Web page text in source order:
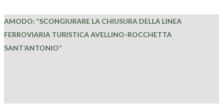
AMODO: “SCONGIURARE LA CHIUSURA DELLA LINEA
FERROVIARIA TURISTICA AVELLINO-ROCCHETTA
SANT’ANTONIO”